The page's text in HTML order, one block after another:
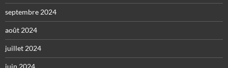
septembre 2024
août 2024
juillet 2024
juin 2024